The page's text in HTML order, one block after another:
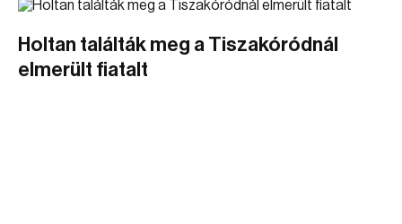
Holtan találták meg a Tiszakóródnál
elmerült fiatalt